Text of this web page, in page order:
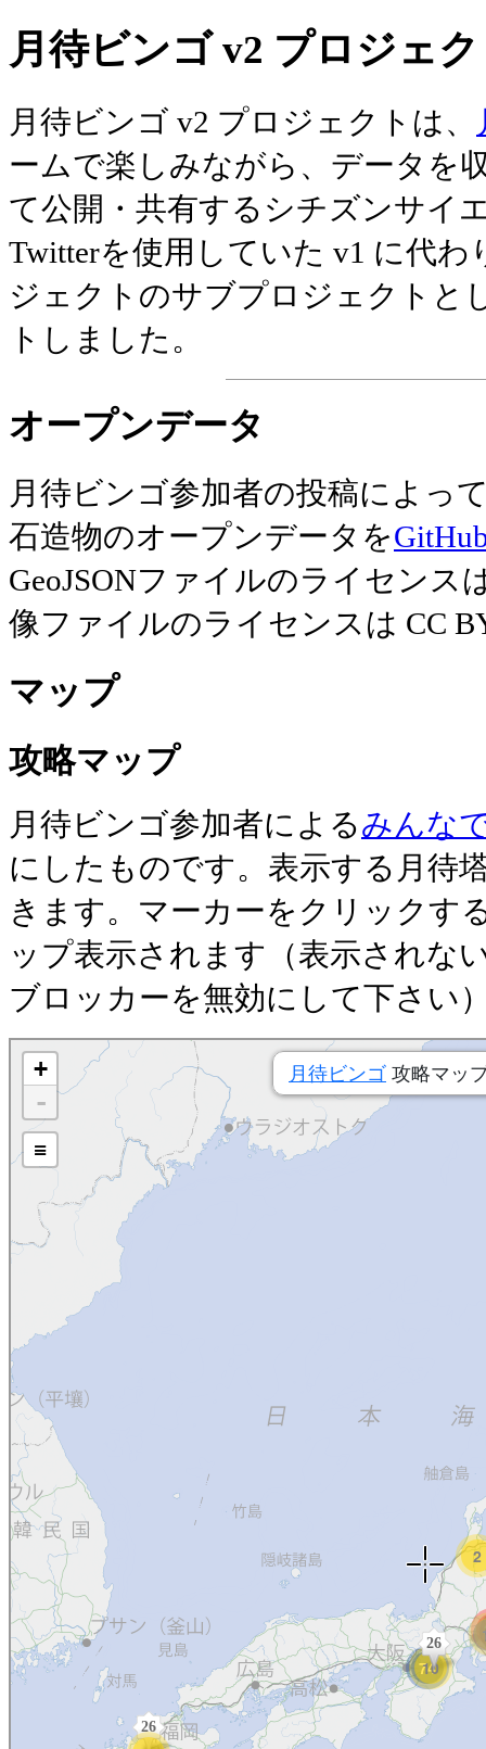
月待ビンゴ v2 プロジェ
月待ビンゴ v2 プロジェクトは、
ームで楽しみながら、データを
て公開・共有するシチズンサイ
Twitterを使用していた v1 に代わ
ジェクトのサブプロジェクトと
トしました。
オープンデータ
月待ビンゴ参加者の投稿によっ
石造物のオープンデータを
GeoJSONファイルのライセンス
像ファイルのライセンスは CC
マップ
攻略マップ
月待ビンゴ参加者によるみんな
にしたものです。表示する月待
きます。マーカーをクリックす
ップ表示されます（表示されな
ブロッカーを無効にして下さい